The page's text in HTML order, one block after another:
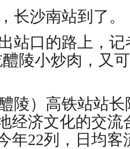
长沙南站到了。
站口的路上，
醴陵小炒肉，又
陵）高铁站站
经济文化的交流
年22列，日均客